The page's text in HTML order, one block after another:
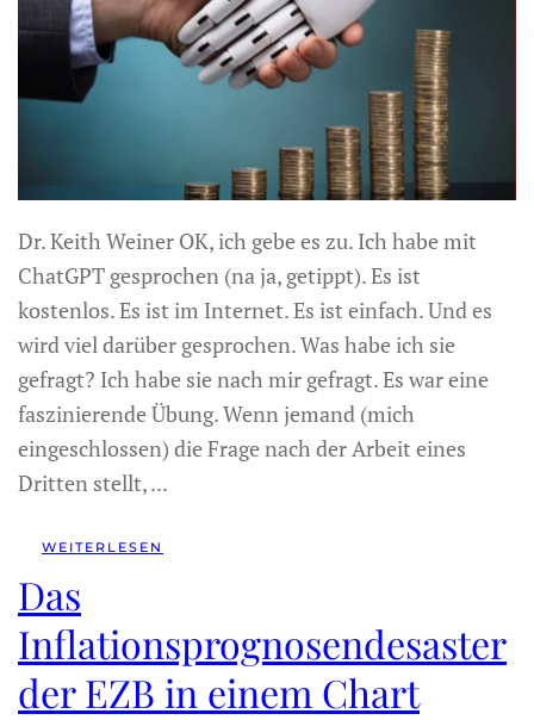
Dr. Keith Weiner OK, ich gebe es zu. Ich habe mit
ChatGPT gesprochen (na ja, getippt). Es ist
kostenlos. Es ist im Internet. Es ist einfach. Und es
wird viel darüber gesprochen. Was habe ich sie
gefragt? Ich habe sie nach mir gefragt. Es war eine
faszinierende Übung. Wenn jemand (mich
eingeschlossen) die Frage nach der Arbeit eines
Dritten stellt, ...
WEITERLESEN
Das
Inflationsprognosendesaster
der EZB in einem Chart